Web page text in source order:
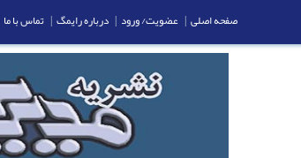
صفحه اصلی | عضویت/ ورود | درباره رایمگ | تماس با ما